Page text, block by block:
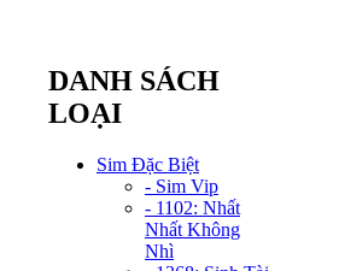
DANH SÁCH
LOẠI
Sim Đặc Biệt
- Sim Vip
- 1102: Nhất
Nhất Không
Nhì